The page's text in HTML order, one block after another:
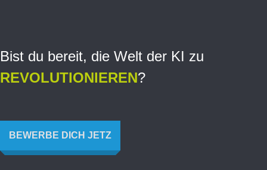
Bist du bereit, die Welt der KI zu
REVOLUTIONIEREN?
BEWERBE DICH JETZ